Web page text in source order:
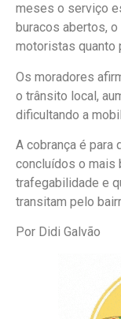
meses o serviço
buracos abertos,
motoristas quanto
Os moradores
o trânsito local,
dificultando a
A cobrança é para
concluídos o mais
trafegabilidade e
transitam pelo
Por Didi Galvão